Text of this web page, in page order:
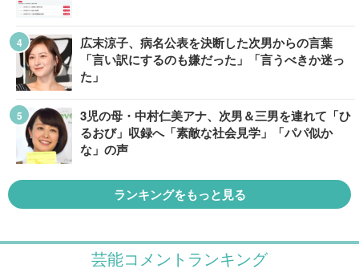
広末涼子、病名公表を決断した次男からの言葉
「言い訳にするのも嫌だった」「言うべきか迷っ
た」
3児の母・中村仁美アナ、次男＆三男を連れて「ひ
るおび」収録へ「素敵な社会見学」「パパ似か
な」の声
ランキングをもっと見る